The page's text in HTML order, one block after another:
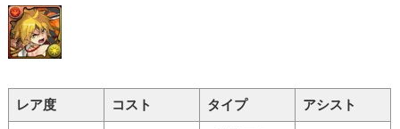
レア度 コスト タイプ アシスト